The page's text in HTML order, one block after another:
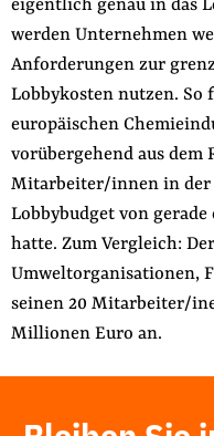
eigentlich genau in das
werden Unternehmen
Anforderungen zur
Lobbykosten nutzen. So
europäischen
vorübergehend aus dem
Mitarbeiter/innen in der
Lobbybudget von
hatte. Zum Vergleich:
Umweltorganisationen,
seinen 20 Mitarbeiter/
Millionen Euro an.